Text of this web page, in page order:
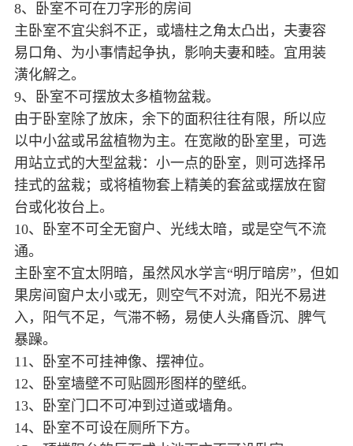
8、卧室不可在刀字形的房间
主卧室不宜尖斜不正，或墙柱之角太凸出，夫妻容
易口角、为小事情起争执，影响夫妻和睦。宜用装
潢化解之。
9、卧室不可摆放太多植物盆栽。
由于卧室除了放床，余下的面积往往有限，所以应
以中小盆或吊盆植物为主。在宽敞的卧室里，可选
用站立式的大型盆栽：小一点的卧室，则可选择吊
挂式的盆栽；或将植物套上精美的套盆或摆放在窗
台或化妆台上。
10、卧室不可全无窗户、光线太暗，或是空气不流
通。
主卧室不宜太阴暗，虽然风水学言“明厅暗房”，但如
果房间窗户太小或无，则空气不对流，阳光不易进
入，阳气不足，气滞不畅，易使人头痛昏沉、脾气
暴躁。
11、卧室不可挂神像、摆神位。
12、卧室墙壁不可贴圆形图样的壁纸。
13、卧室门口不可冲到过道或墙角。
14、卧室不可设在厕所下方。